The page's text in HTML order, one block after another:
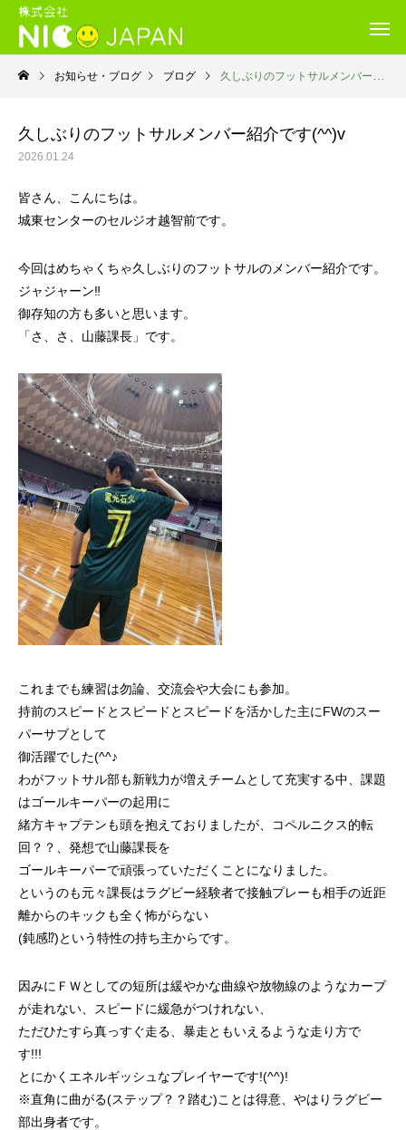
お知らせ・ブログ ブログ 久しぶりのフットサルメンバー紹介です(^^)v
久しぶりのフットサルメンバー紹介です(^^)v
2026.01.24
皆さん、こんにちは。
城東センターのセルジオ越智前です。
今回はめちゃくちゃ久しぶりのフットサルのメンバー紹介です。
ジャジャーン‼
御存知の方も多いと思います。
「さ、さ、山藤課長」です。
これまでも練習は勿論、交流会や大会にも参加。
持前のスピードとスピードとスピードを活かした主にFWのスー
パーサブとして
御活躍でした(^^♪
わがフットサル部も新戦力が増えチームとして充実する中、課題
はゴールキーパーの起用に
緒方キャプテンも頭を抱えておりましたが、コペルニクス的転
回？？、発想で山藤課長を
ゴールキーパーで頑張っていただくことになりました。
というのも元々課長はラグビー経験者で接触プレーも相手の近距
離からのキックも全く怖がらない
(鈍感⁉)という特性の持ち主からです。
因みにＦＷとしての短所は緩やかな曲線や放物線のようなカーブ
が走れない、スピードに緩急がつけれない、
ただひたすら真っすぐ走る、暴走ともいえるような走り方で
す!!!
とにかくエネルギッシュなプレイヤーです!(^^)!
※直角に曲がる(ステップ？？踏む)ことは得意、やはりラグビー
部出身者です。